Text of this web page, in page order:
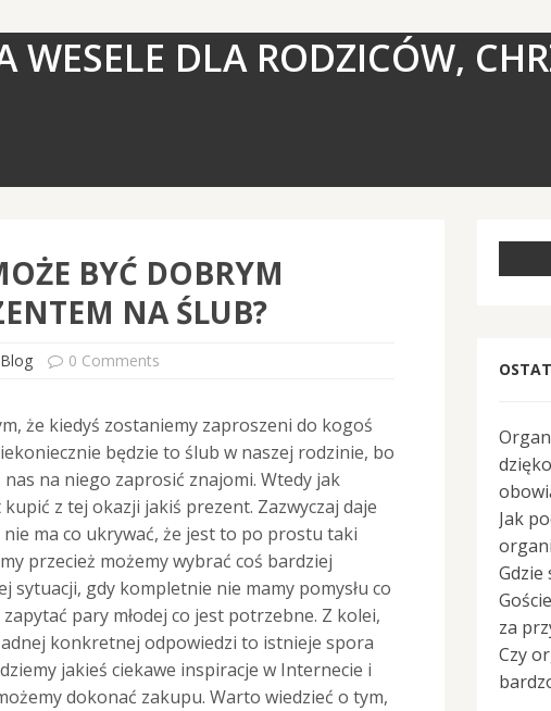
WESELE DLA RODZICÓW,
BYĆ DOBRYM
NA ŚLUB?
Blog 0 Comments
że kiedyś zostaniemy zaproszeni do kogoś
będzie to ślub w naszej rodzinie, bo
na niego zaprosić znajomi. Wtedy jak
z tej okazji jakiś prezent. Zazwyczaj daje
ma co ukrywać, że jest to po prostu taki
przecież możemy wybrać coś bardziej
sytuacji, gdy kompletnie nie mamy pomysłu co
pary młodej co jest potrzebne. Z kolei,
konkretnej odpowiedzi to istnieje spora
jakieś ciekawe inspiracje w Internecie i
dokonać zakupu. Warto wiedzieć o tym,
Jak
Gdzie
za
Czy